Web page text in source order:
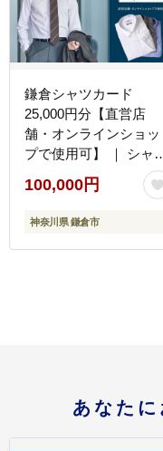
鎌倉シャツカード
25,000円分【直営店
舗・オンラインショッ
プで使用可】 ｜ シャ
ワイシャツ メンズ オ
ダー シャツ 人気 おす
め ギフトカード 紳士服
ュアルシャツ ビジネス
100,000円
神奈川県 鎌倉市
あなた